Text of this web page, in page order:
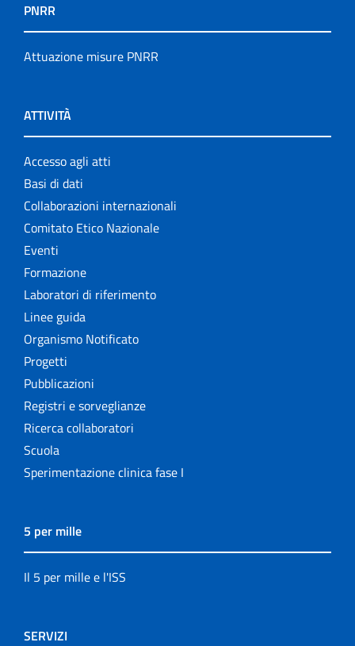
PNRR
Attuazione misure PNRR
ATTIVITÀ
Accesso agli atti
Basi di dati
Collaborazioni internazionali
Comitato Etico Nazionale
Eventi
Formazione
Laboratori di riferimento
Linee guida
Organismo Notificato
Progetti
Pubblicazioni
Registri e sorveglianze
Ricerca collaboratori
Scuola
Sperimentazione clinica fase I
5 per mille
Il 5 per mille e l'ISS
SERVIZI